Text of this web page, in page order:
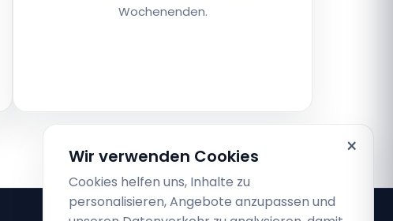
Wochenenden.
×
Wir verwenden Cookies
Cookies helfen uns, Inhalte zu
personalisieren, Angebote anzupassen und